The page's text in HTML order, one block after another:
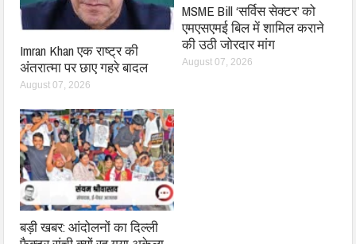
Imran Khan एक राष्ट्र की
अंतरात्मा पर छाए गहरे बादल
August 07, 2026
MSME Bill ‘सर्विस सेक्टर’ को
एमएसएमई बिल में शामिल कराने
की उठी जोरदार मांग
August 07, 2026
बड़ी खबर: आंदोलनों का दिल्ली